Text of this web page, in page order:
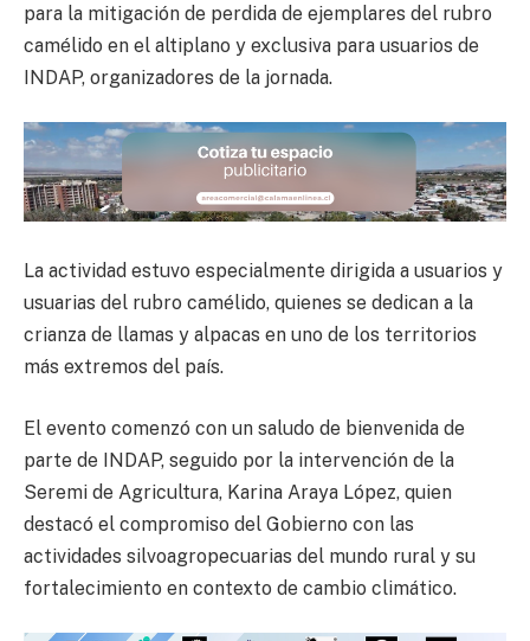
para la mitigación de perdida de ejemplares del rubro
camélido en el altiplano y exclusiva para usuarios de
INDAP, organizadores de la jornada.
La actividad estuvo especialmente dirigida a usuarios y
usuarias del rubro camélido, quienes se dedican a la
crianza de llamas y alpacas en uno de los territorios
más extremos del país.
El evento comenzó con un saludo de bienvenida de
parte de INDAP, seguido por la intervención de la
Seremi de Agricultura, Karina Araya López, quien
destacó el compromiso del Gobierno con las
actividades silvoagropecuarias del mundo rural y su
fortalecimiento en contexto de cambio climático.